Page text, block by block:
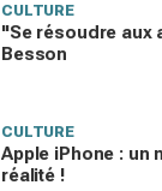
CULTURE
"Se résoudre aux
Besson
CULTURE
Apple iPhone : un
réalité !